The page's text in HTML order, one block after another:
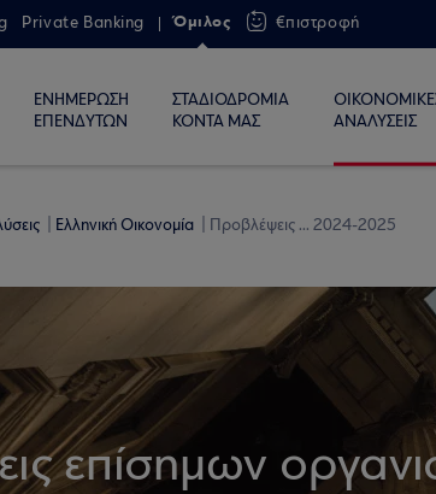
Private Banking Όμιλος €πιστροφή
ΕΝΗΜΕΡΩΣΗ
ΕΠΕΝΔΥΤΩΝ
ΣΤΑΔΙΟΔΡΟΜΙΑ
ΚΟΝΤΑ ΜΑΣ
ΑΝΑΛΥΣΕΙΣ
Ελληνική Οικονομία Προβλέψεις ... 2024-2025
επίσημων